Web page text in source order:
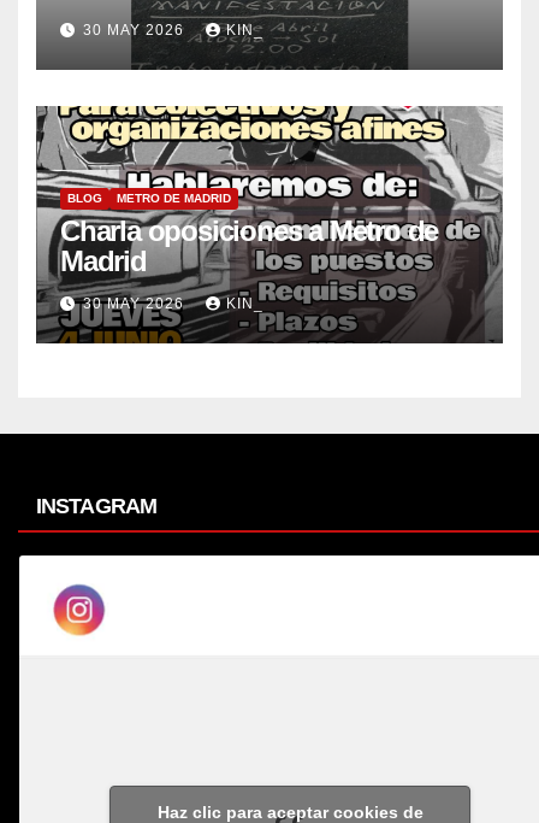
30 MAY 2026 KIN_
BLOG METRO DE MADRID
Charla oposiciones a Metro de
Madrid
30 MAY 2026 KIN_
INSTAGRAM
Haz clic para aceptar cookies de